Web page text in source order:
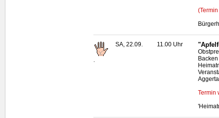
SA, 22.09. 11.00 Uhr
Termin